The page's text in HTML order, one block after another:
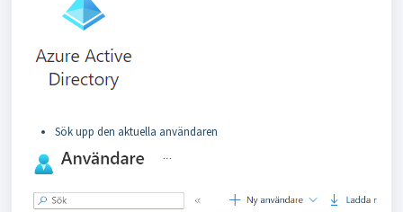
Sök upp den aktuella användaren